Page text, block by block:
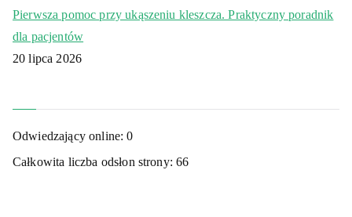
Pierwsza pomoc przy ukąszeniu kleszcza. Praktyczny poradnik
dla pacjentów
20 lipca 2026
Odwiedzający online:0
Całkowita liczba odsłon strony:66